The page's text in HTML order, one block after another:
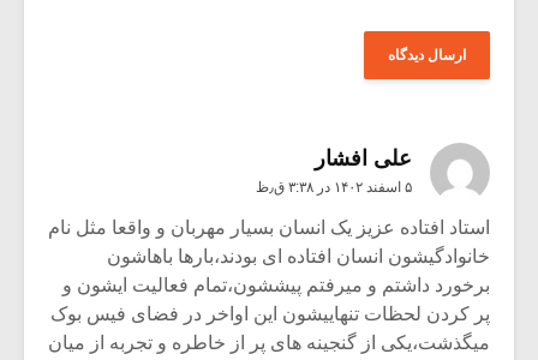
علی افشار
۵ اسفند ۱۴۰۲ در ۳:۳۸ ق٫ظ
استاد افتاده عزیز یک انسان بسیار مهربان و واقعا مثل نام
خانوادگیشون انسان افتاده ای بودند،بارها باهاشون
برخورد داشتم و میرفتم پیششون،تمام فعالیت ایشون و
پر کردن لحظات تنهاییشون این اواخر در فضای فیس بوک
میگذشت،یکی از گنجینه های پر از خاطره و تجربه از میان